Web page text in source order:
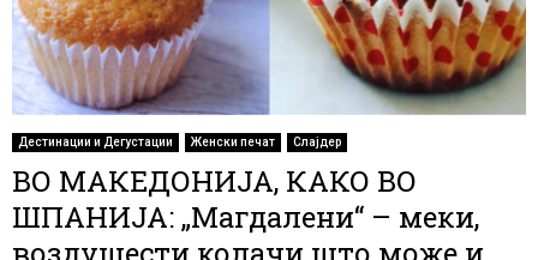
Дестинации и Дегустации Женски печат Слајдер
ВО МАКЕДОНИЈА, КАКО ВО
ШПАНИЈА: „Магдалени“ – меки,